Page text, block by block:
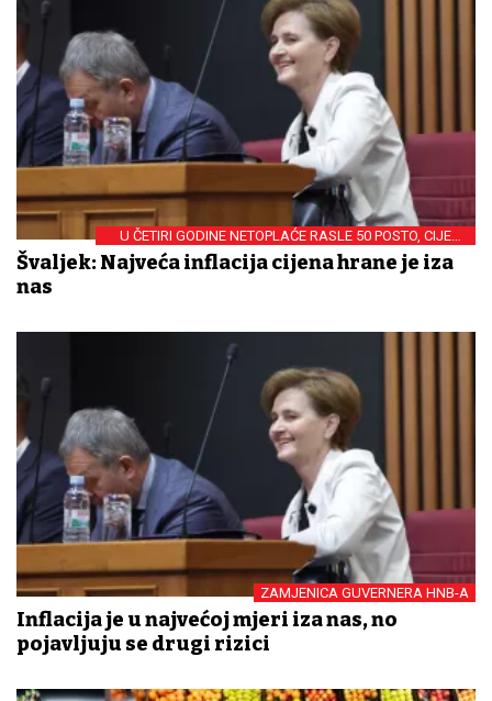
U ČETIRI GODINE NETOPLAĆE RASLE 50 POSTO, CIJENE
30 POSTO
Švaljek: Najveća inflacija cijena hrane je iza
nas
ZAMJENICA GUVERNERA HNB-A
Inflacija je u najvećoj mjeri iza nas, no
pojavljuju se drugi rizici